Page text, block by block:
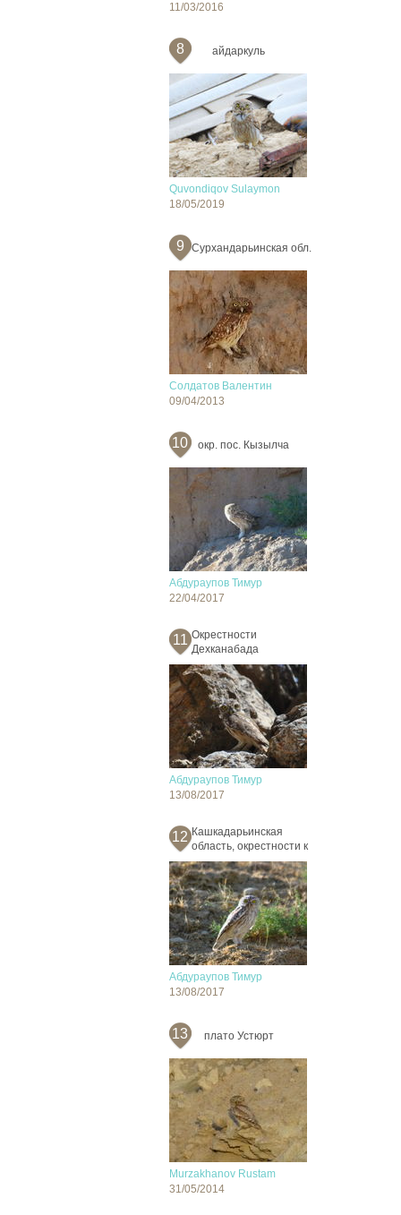
11/03/2016
8 айдаркуль
Quvondiqov Sulaymon
18/05/2019
9 Сурхандарьинская обл.
Солдатов Валентин
09/04/2013
10 окр. пос. Кызылча
Абдураупов Тимур
22/04/2017
11 Окрестности
Дехканабада
Абдураупов Тимур
13/08/2017
12 Кашкадарьинская
область, окрестности к
Абдураупов Тимур
13/08/2017
13 плато Устюрт
Murzakhanov Rustam
31/05/2014